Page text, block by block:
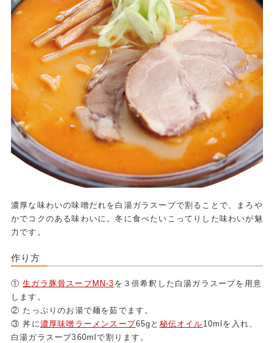
濃厚な味わいの味噌だれを白湯ガラスープで割ることで、まろや
かでコクのある味わいに。冬に食べたいこってりした味わいが魅
力です。
作り方
①生ガラ豚骨スープMN-3 を３倍希釈した白湯ガラスープを用意
します。
② たっぷりのお湯で麺を茹でます。
③ 丼に濃厚味噌ラーメンスープ65gと 秘伝オイル 10mlを入れ、
白湯ガラスープ360mlで割ります。